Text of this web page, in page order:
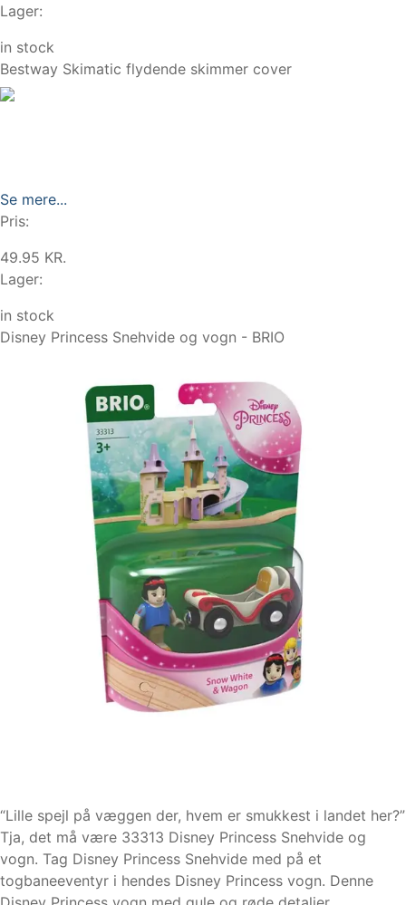
Lager:
in stock
Bestway Skimatic flydende skimmer cover
Se mere...
Pris:
49.95 KR.
Lager:
in stock
Disney Princess Snehvide og vogn - BRIO
“Lille spejl på væggen der, hvem er smukkest i landet her?”
Tja, det må være 33313 Disney Princess Snehvide og
vogn. Tag Disney Princess Snehvide med på et
togbaneeventyr i hendes Disney Princess vogn. Denne